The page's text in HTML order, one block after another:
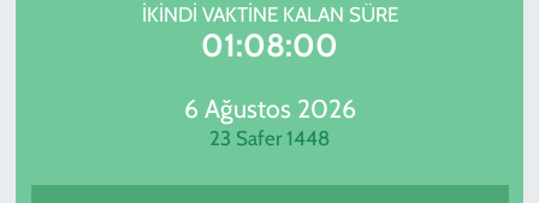
İKINDI VAKTINE KALAN SÜRE
01:08:00
6 Ağustos 2026
23 Safer 1448
Avrupa Ligi Puan Durumu ve Fikstür
Tüm Manşetler